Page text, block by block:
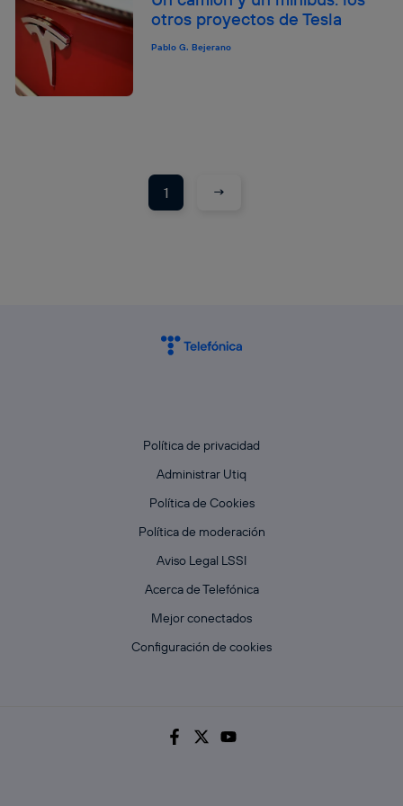
otros proyectos de Tesla
Pablo G. Bejerano
1 →
Política de privacidad
Administrar Utiq
Política de Cookies
Política de moderación
Aviso Legal LSSI
Acerca de Telefónica
Mejor conectados
Configuración de cookies